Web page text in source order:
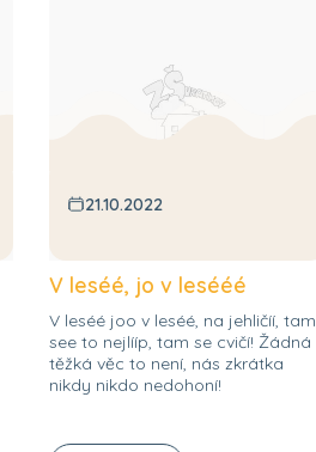
21.10.2022
V leséé, jo v lesééé
V leséé joo v leséé, na jehličíí, tam
see to nejlííp, tam se cvičí! Žádná
těžká věc to není, nás zkrátka
nikdy nikdo nedohoní!